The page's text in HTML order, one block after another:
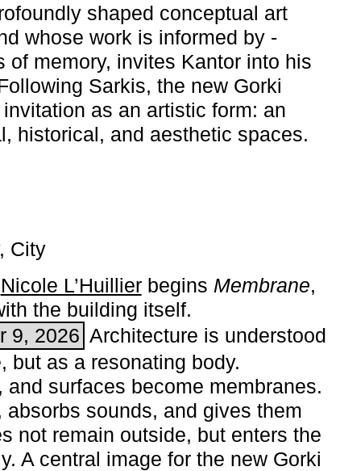
shaped conceptual art
whose work is informed by
of memory, invites Kantor into his
Sarkis, the new Gorki
as an artistic form: an
historical, and aesthetic spaces.
City
Nicole L’Huillierbegins ­ Membrane,
the building itself.
9, 2026 Architecture is understood
but as a resonating body.
and surfaces become membranes.
sounds, and gives them
not remain outside, but enters the
A central image for the new Gorki